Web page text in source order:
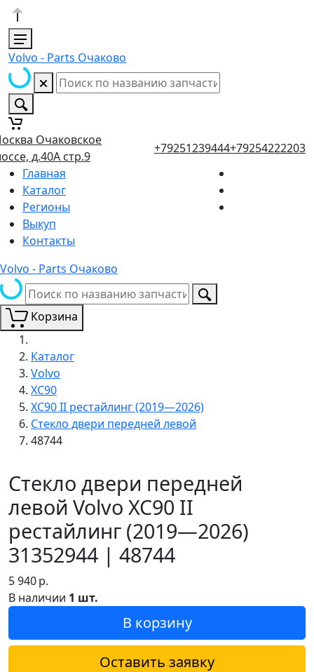
Volvo - Parts Очаково
Очаковское
д.40А стр.9
+79251239444+79254222203
Главная
Каталог
Регионы
Выкуп
Контакты
Volvo - Parts Очаково
Корзина
Каталог
Volvo
XC90
XC90 II рестайлинг (2019—2026)
Стекло двери передней левой
48744
Стекло двери передней
левой Volvo XC90 II
рестайлинг (2019—2026)
31352944 | 48744
5 940р.
В наличии 1 шт.
В корзину
Оставить заявку